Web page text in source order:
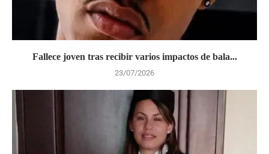
Fallece joven tras recibir varios impactos de bala...
23/07/2026